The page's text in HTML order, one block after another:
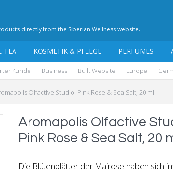
directly from the Siberian Wellness website.
TEA KOSMETIK & PFLEGE PERFUMES
Kunde Business Built Website Europe
Olfactive Studio. Pink Rose & Sea Salt, 20 ml
Aromapolis Olfactive
Pink Rose & Sea Salt, 20
Die Blütenblätter der Mairose haben sich